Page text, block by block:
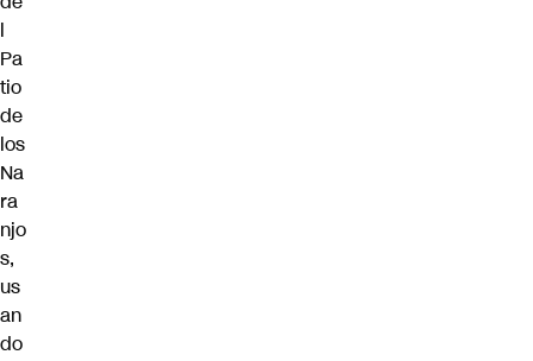
l
Pa
tio
de
los
Na
ra
njo
s,
us
an
do